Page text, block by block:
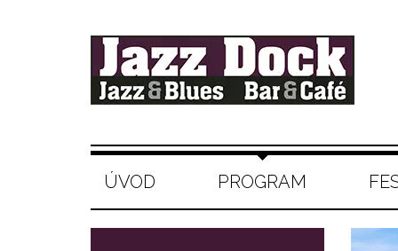
ÚVOD PROGRAM